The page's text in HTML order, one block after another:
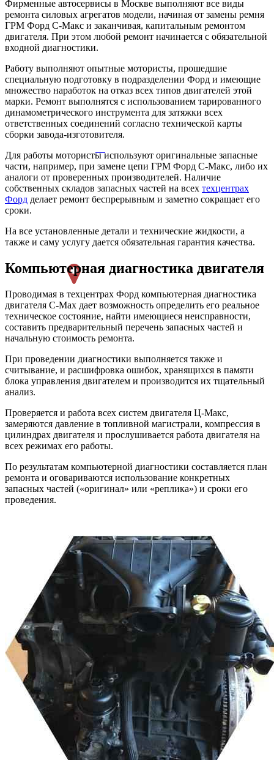
Фирменные автосервисы в Москве выполняют все виды
ремонта силовых агрегатов модели, начиная от замены ремня
ГРМ Форд С-Макс и заканчивая, капитальным ремонтом
двигателя. При этом любой ремонт начинается с обязательной
входной диагностики.
Работу выполняют опытные мотористы, прошедшие
специальную подготовку в подразделении Форд и имеющие
множество наработок на отказ всех типов двигателей этой
марки. Ремонт выполнятся с использованием тарированного
динамометрического инструмента для затяжки всех
ответственных соединений согласно технической карты
сборки завода-изготовителя.
Для работы мотористы используют оригинальные запасные
части, например, при замене цепи ГРМ Форд С-Макс, либо их
аналоги от проверенных производителей. Наличие
собственных складов запасных частей на всех техцентрах
Форд делает ремонт беспрерывным и заметно сокращает его
сроки.
На все установленные детали и технические жидкости, а
также и саму услугу дается обязательная гарантия качества.
Компьютерная диагностика двигателя
Проводимая в техцентрах Форд компьютерная диагностика
двигателя С-Мах дает возможность определить его реальное
техническое состояние, найти имеющиеся неисправности,
составить предварительный перечень запасных частей и
начальную стоимость ремонта.
При проведении диагностики выполняется также и
считывание, и расшифровка ошибок, хранящихся в памяти
блока управления двигателем и производится их тщательный
анализ.
Проверяется и работа всех систем двигателя Ц-Макс,
замеряются давление в топливной магистрали, компрессия в
цилиндрах двигателя и прослушивается работа двигателя на
всех режимах его работы.
По результатам компьютерной диагностики составляется план
ремонта и оговариваются использование конкретных
запасных частей («оригинал» или «реплика») и сроки его
проведения.